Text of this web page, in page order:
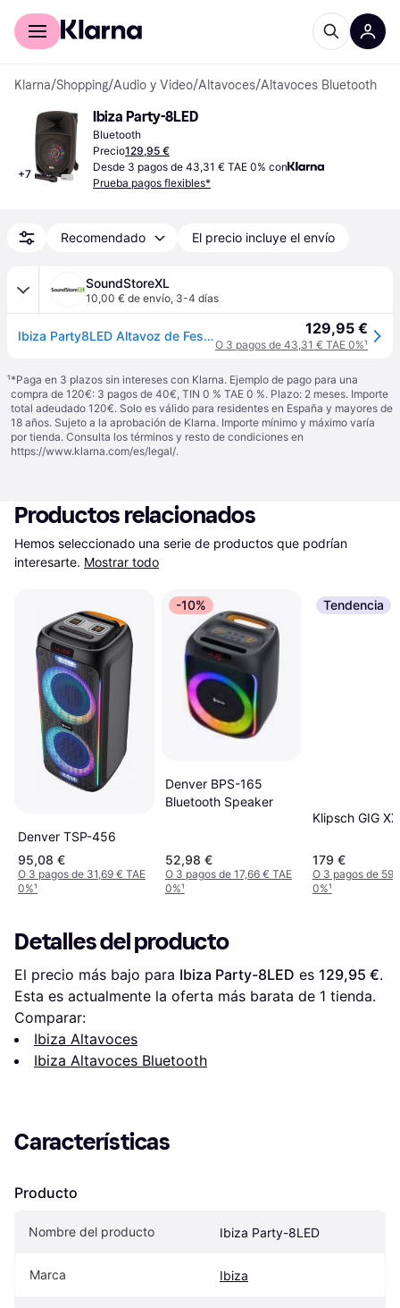
Comprar con Klarna
Klarna/Shopping/Audio y Video/Altavoces/Altavoces Bluetooth
+7
Ibiza Party-8LED
Bluetooth
Precio129,95 €
Desde 3 pagos de 43,31 € TAE 0% con
Prueba pagos flexibles*
Recomendado El precio incluye el envío
SoundStoreXL
10,00 € de envío, 3-4 días
Ibiza Party8LED Altavoz de Festival (300W) 129,95 €
O 3 pagos de 43,31 € TAE 0%¹
¹*Paga en 3 plazos sin intereses con Klarna. Ejemplo de pago para una
compra de 120€: 3 pagos de 40€, TIN 0 % TAE 0 %. Plazo: 2 meses. Importe
total adeudado 120€. Solo es válido para residentes en España y mayores de
18 años. Sujeto a la aprobación de Klarna. Importe mínimo y máximo varía
por tienda. Consulta los términos y resto de condiciones en
https://www.klarna.com/es/legal/.
Productos relacionados
Hemos seleccionado una serie de productos que podrían
interesarte. Mostrar todo
Denver TSP-456
95,08 €
O 3 pagos de 31,69 € TAE
0%¹
-10%
Denver BPS-165
Bluetooth Speaker
52,98 €
O 3 pagos de 17,66 € TAE
0%¹
Tendencia
Klipsch GIG
179 €
O 3 pagos de
0%¹
Detalles del producto
El precio más bajo para Ibiza Party-8LED es 129,95 €.
Esta es actualmente la oferta más barata de 1 tienda.
Comparar:
Ibiza Altavoces
Ibiza Altavoces Bluetooth
Características
Producto
Nombre del producto Ibiza Party-8LED
Marca Ibiza